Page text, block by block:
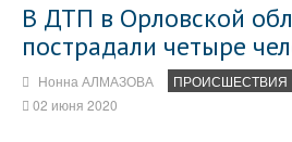
В ДТП в Орловской
пострадали четыре
Нонна АЛМАЗОВА
ПРОИСШЕСТВИЯ
02 июня 2020